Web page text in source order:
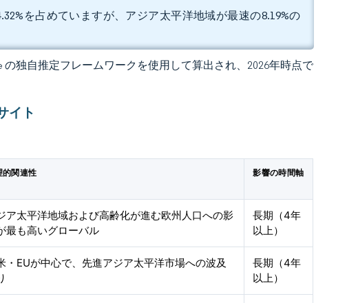
を占めていますが、アジア太平洋地域が最速の8.19%の
独自推定フレームワークを使用して算出され、2026年時点で
イト
的関連性 影響の時間軸
ア太平洋地域および高齢化が進む欧州人口への影
最も高いグローバル
長期（4年
以上）
・EUが中心で、先進アジア太平洋市場への波及
長期（4年
以上）